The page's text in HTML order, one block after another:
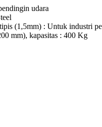
udara
(1,5mm) : Untuk industri
mm), kapasitas : 400 Kg